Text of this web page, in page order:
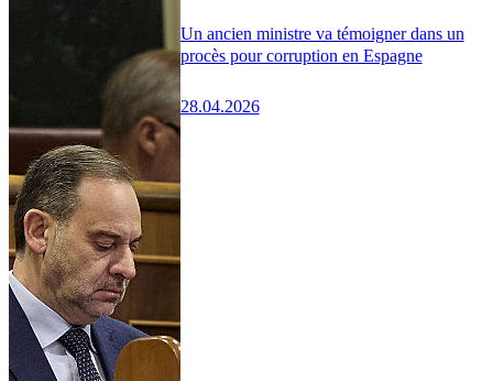
Un ancien ministre va témoigner dans un
procès pour corruption en Espagne
28.04.2026